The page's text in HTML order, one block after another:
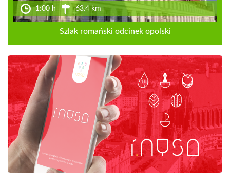
1:00 h 63.4 km
Szlak romański odcinek opolski